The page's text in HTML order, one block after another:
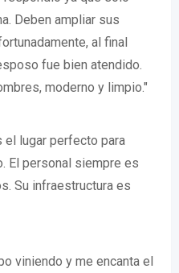
Deben ampliar sus
al final
fue bien atendido.
moderno y limpio."
el lugar perfecto para
El personal siempre es
Su infraestructura es
viniendo y me encanta el